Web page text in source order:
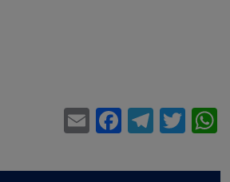
WhatsApp
Twitter
Telegram
Facebook